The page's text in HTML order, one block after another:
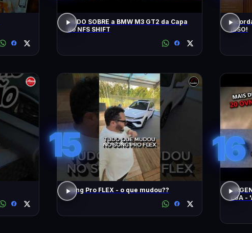
TUDO SOBRE a BMW M3 GT2 da Capa
do NFS SHIFT
ISSO!
15
Song Pro FLEX - o que mudou??
16
LUA -